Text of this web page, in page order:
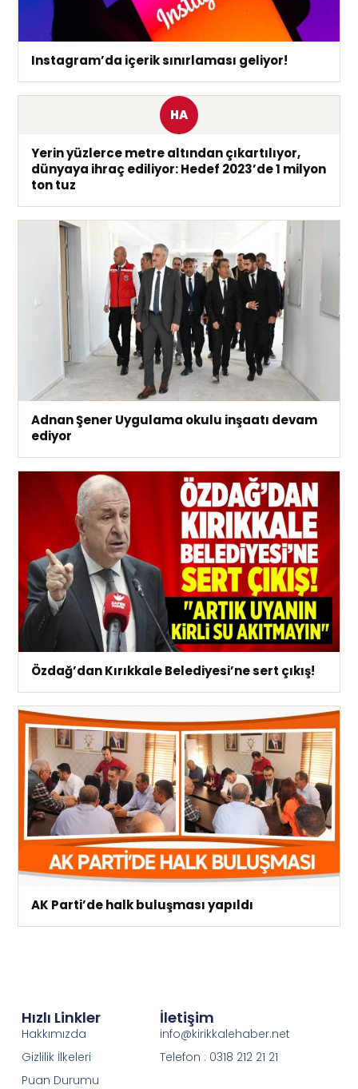
Instagram’da içerik sınırlaması geliyor!
HA
Yerin yüzlerce metre altından çıkartılıyor,
dünyaya ihraç ediliyor: Hedef 2023’de 1 milyon
ton tuz
Adnan Şener Uygulama okulu inşaatı devam
ediyor
Özdağ’dan Kırıkkale Belediyesi’ne sert çıkış!
AK Parti’de halk buluşması yapıldı
Hızlı Linkler
Hakkımızda
Gizlilik İlkeleri
Puan Durumu
İletişim
info@kirikkalehaber.net
Telefon : 0318 212 21 21